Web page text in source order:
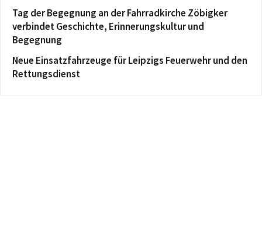
Tag der Begegnung an der Fahrradkirche Zöbigker
verbindet Geschichte, Erinnerungskultur und
Begegnung
Neue Einsatzfahrzeuge für Leipzigs Feuerwehr und den
Rettungsdienst